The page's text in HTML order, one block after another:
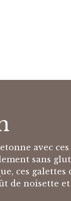
avec ces
sans
ces galettes
de noisette